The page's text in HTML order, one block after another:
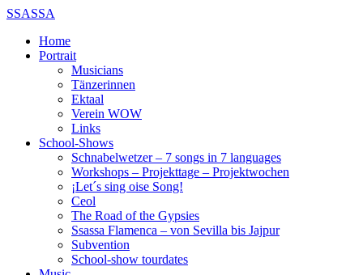
SSASSA
Home
Portrait
Musicians
Tänzerinnen
Ektaal
Verein WOW
Links
School-Shows
Schnabelwetzer – 7 songs in 7 languages
Workshops – Projekttage – Projektwochen
¡Let´s sing oise Song!
Ceol
The Road of the Gypsies
Ssassa Flamenca – von Sevilla bis Jajpur
Subvention
School-show tourdates